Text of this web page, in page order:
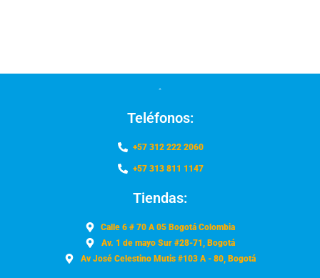
Teléfonos:
+57 312 222 2060
+57 313 811 1147
Tiendas:
Calle 6 # 70 A 05 Bogotá Colombia
Av. 1 de mayo Sur #28-71, Bogotá
Av José Celestino Mutis #103 A - 80, Bogotá